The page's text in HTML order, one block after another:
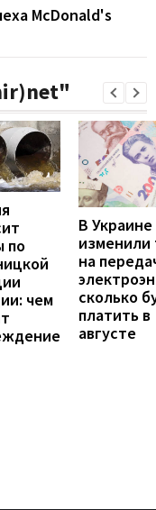
McDonald's
по
чем
В Украине
на
сколько
платить в
августе